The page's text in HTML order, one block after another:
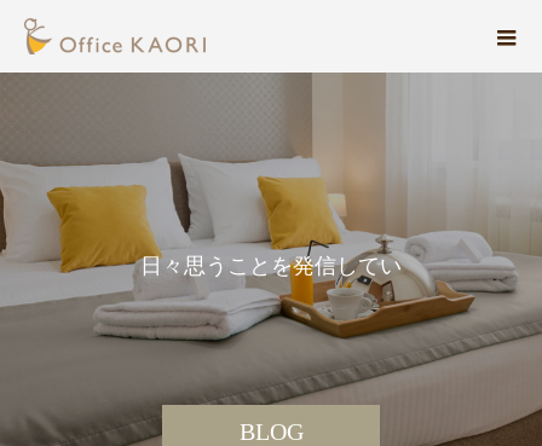
BLOG
日々思うことを発信しています。